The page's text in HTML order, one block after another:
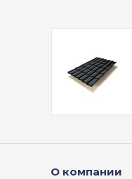
О компании